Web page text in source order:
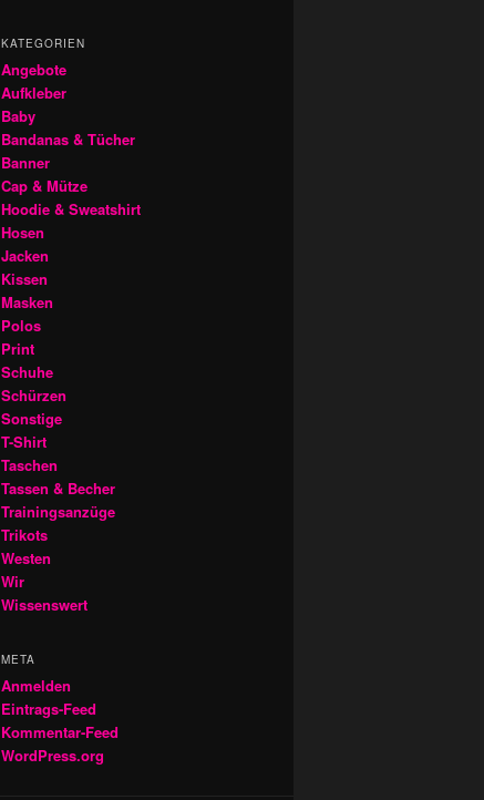
KATEGORIEN
Angebote
Aufkleber
Baby
Bandanas & Tücher
Banner
Cap & Mütze
Hoodie & Sweatshirt
Hosen
Jacken
Kissen
Masken
Polos
Print
Schuhe
Schürzen
Sonstige
T-Shirt
Taschen
Tassen & Becher
Trainingsanzüge
Trikots
Westen
Wir
Wissenswert
META
Anmelden
Eintrags-Feed
Kommentar-Feed
WordPress.org